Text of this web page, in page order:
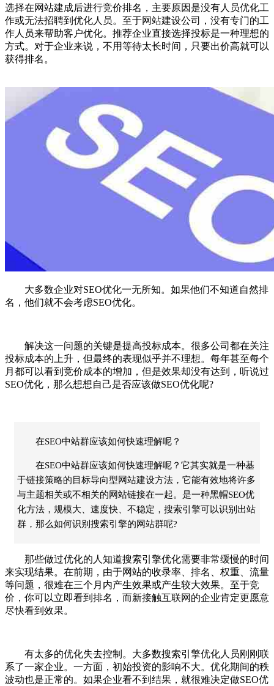
选择在网站建成后进行竞价排名，主要原因是没有人员优化工
作或无法招聘到优化人员。至于网站建设公司，没有专门的工
作人员来帮助客户优化。推荐企业直接选择投标是一种理想的
方式。对于企业来说，不用等待太长时间，只要出价高就可以
获得排名。
大多数企业对SEO优化一无所知。如果他们不知道自然排
名，他们就不会考虑SEO优化。
解决这一问题的关键是提高投标成本。很多公司都在关注
投标成本的上升，但最终的表现似乎并不理想。每年甚至每个
月都可以看到竞价成本的增加，但是效果却没有达到，听说过
SEO优化，那么想想自己是否应该做SEO优化呢?
在SEO中站群应该如何快速理解呢？
在SEO中站群应该如何快速理解呢？它其实就是一种基
于链接策略的目标导向型网站建设方法，它能有效地将许多
与主题相关或不相关的网站链接在一起。是一种黑帽SEO优
化方法，规模大、速度快、不稳定，搜索引擎可以识别出站
群，那么如何识别搜索引擎的网站群呢?
那些做过优化的人知道搜索引擎优化需要非常缓慢的时间
来实现结果。在前期，由于网站的收录率、排名、权重、流量
等问题，很难在三个月内产生效果或产生较大效果。至于竞
价，你可以立即看到排名，而新接触互联网的企业肯定更愿意
尽快看到效果。
有太多的优化失去控制。大多数搜索引擎优化人员刚刚联
系了一家企业。一方面，初始投资的影响不大。优化期间的秩
波动也是正常的。如果企业看不到结果，就很难决定做SEO优